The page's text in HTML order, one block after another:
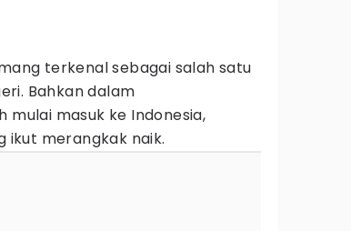
terkenal sebagai salah satu
Bahkan dalam
masuk ke Indonesia,
ikut merangkak naik.